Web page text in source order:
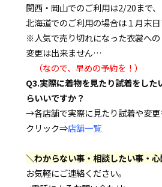
関西・岡山でのご利用は2/20まで、
北海道でのご利用の場合は１月末
※人気で売り切れになった衣裳への
変更は出来ません…
（なので、早めの予約を！）
Q3.実際に着物を見たり試着をした
らいいですか？
→各店舗で実際に見たり試着や変更
クリック⇒店舗一覧
＼わからない事・相談したい事・
お気軽にご連絡ください。